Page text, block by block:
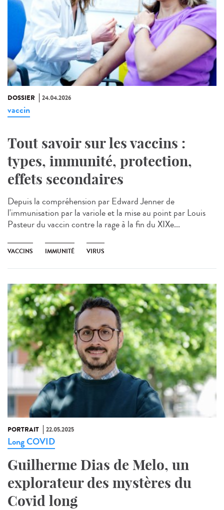
DOSSIER 24.04.2026
vaccin
Tout savoir sur les vaccins :
types, immunité, protection,
effets secondaires
Depuis la compréhension par Edward Jenner de
l'immunisation par la variole et la mise au point par Louis
Pasteur du vaccin contre la rage à la fin du XIXe...
VACCINS IMMUNITÉ VIRUS
PORTRAIT 22.05.2025
Long COVID
Guilherme Dias de Melo, un
explorateur des mystères du
Covid long